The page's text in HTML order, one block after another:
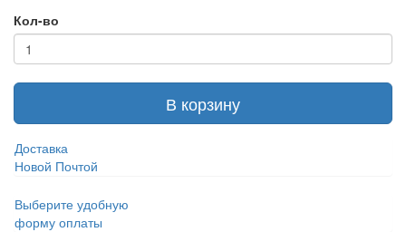
Кол-во
В корзину
Доставка
Новой Почтой
Выберите удобную
форму оплаты